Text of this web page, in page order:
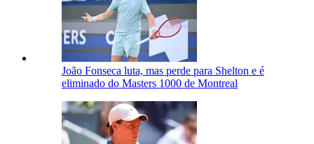
João Fonseca luta, mas perde para Shelton e é
eliminado do Masters 1000 de Montreal